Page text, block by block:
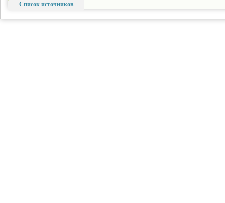
Список источников